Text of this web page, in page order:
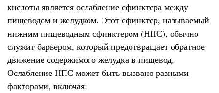
кислоты является ослабление сфинктера между
пищеводом и желудком. Этот сфинктер, называемый
нижним пищеводным сфинктером (НПС), обычно
служит барьером, который предотвращает обратное
движение содержимого желудка в пищевод.
Ослабление НПС может быть вызвано разными
факторами, включая: